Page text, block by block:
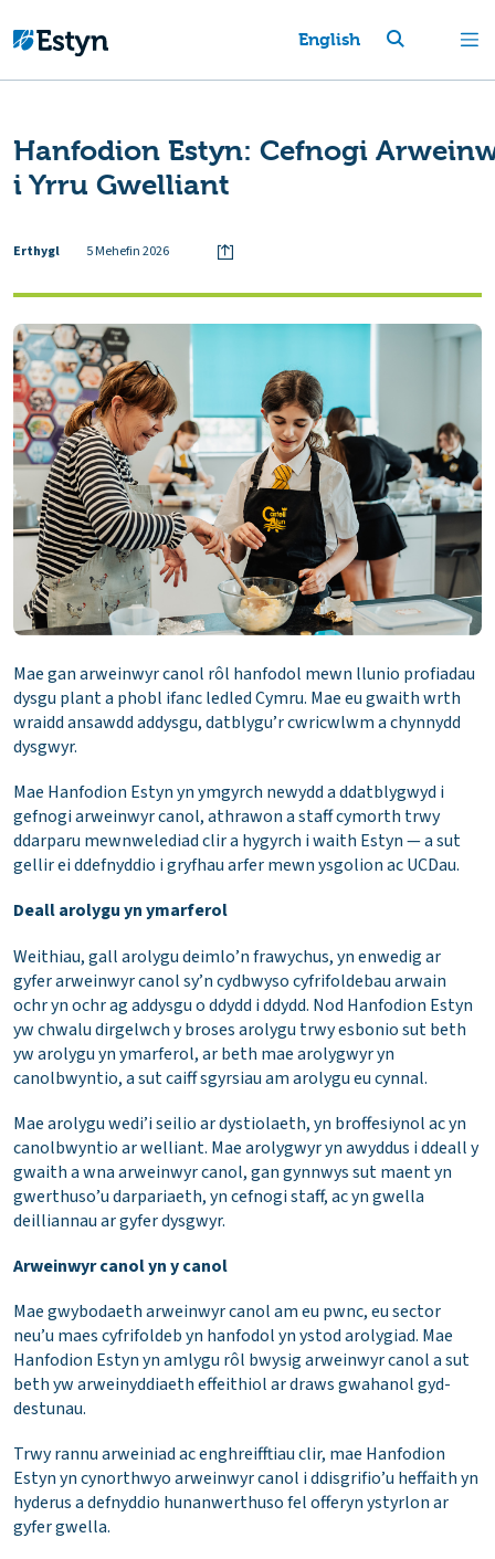
English
Hanfodion Estyn: Cefnogi
i Yrru Gwelliant
Erthygl 5 Mehefin 2026
Mae gan arweinwyr canol rôl hanfodol mewn llunio profiadau
dysgu plant a phobl ifanc ledled Cymru. Mae eu gwaith wrth
wraidd ansawdd addysgu, datblygu’r cwricwlwm a chynnydd
dysgwyr.
Mae Hanfodion Estyn yn ymgyrch newydd a ddatblygwyd i
gefnogi arweinwyr canol, athrawon a staff cymorth trwy
ddarparu mewnwelediad clir a hygyrch i waith Estyn — a sut
gellir ei ddefnyddio i gryfhau arfer mewn ysgolion ac UCDau.
Deall arolygu yn ymarferol
Weithiau, gall arolygu deimlo’n frawychus, yn enwedig ar
gyfer arweinwyr canol sy’n cydbwyso cyfrifoldebau arwain
ochr yn ochr ag addysgu o ddydd i ddydd. Nod Hanfodion Estyn
yw chwalu dirgelwch y broses arolygu trwy esbonio sut beth
yw arolygu yn ymarferol, ar beth mae arolygwyr yn
canolbwyntio, a sut caiff sgyrsiau am arolygu eu cynnal.
Mae arolygu wedi’i seilio ar dystiolaeth, yn broffesiynol ac yn
canolbwyntio ar welliant. Mae arolygwyr yn awyddus i ddeall y
gwaith a wna arweinwyr canol, gan gynnwys sut maent yn
gwerthuso’u darpariaeth, yn cefnogi staff, ac yn gwella
deilliannau ar gyfer dysgwyr.
Arweinwyr canol yn y canol
Mae gwybodaeth arweinwyr canol am eu pwnc, eu sector
neu’u maes cyfrifoldeb yn hanfodol yn ystod arolygiad. Mae
Hanfodion Estyn yn amlygu rôl bwysig arweinwyr canol a sut
beth yw arweinyddiaeth effeithiol ar draws gwahanol gyd-
destunau.
Trwy rannu arweiniad ac enghreifftiau clir, mae Hanfodion
Estyn yn cynorthwyo arweinwyr canol i ddisgrifio’u heffaith yn
hyderus a defnyddio hunanwerthuso fel offeryn ystyrlon ar
gyfer gwella.